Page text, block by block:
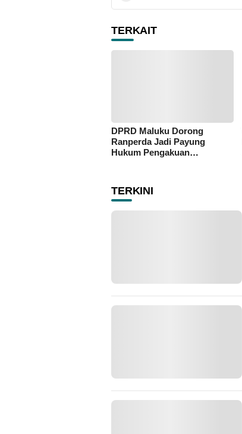
TERKAIT
DPRD Maluku Dorong
Ranperda Jadi Payung
Hukum Pengakuan
TERKINI